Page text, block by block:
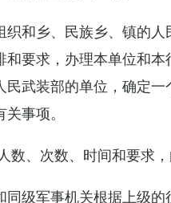
和乡、民族乡、镇的
要求，办理本单位和
武装部的单位，确定
事项。
数、次数、时间和要求
级军事机关根据上级